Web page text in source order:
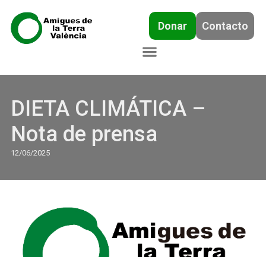
Contacto
Donar
DIETA CLIMÁTICA –
Nota de prensa
12/06/2025